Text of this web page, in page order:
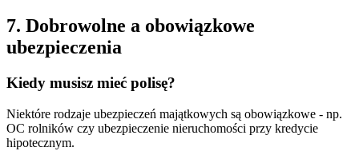
7. Dobrowolne a obowiązkowe
ubezpieczenia
Kiedy musisz mieć polisę?
Niektóre rodzaje ubezpieczeń majątkowych są obowiązkowe - np.
OC rolników czy ubezpieczenie nieruchomości przy kredycie
hipotecznym.